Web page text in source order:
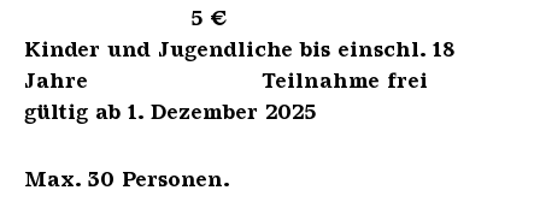
5 €
Kinder und Jugendliche bis einschl. 18
Jahre Teilnahme frei
gültig ab 1. Dezember 2025
Max. 30 Personen.